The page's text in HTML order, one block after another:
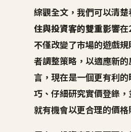
綜觀全文，我們可以清
住與投資客的雙重影響在
不僅改變了市場的遊戲
者調整策略，以適應新
言，現在是一個更有利
巧、仔細研究實價登錄
就有機會以更合理的價格